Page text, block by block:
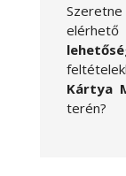
Kártya
terén?